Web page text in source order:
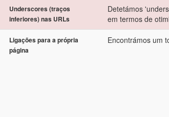
Underscores (traços
inferiores) nas URLs
Detetámos
em termos de
Ligações para a própria
página
Encontrámos um